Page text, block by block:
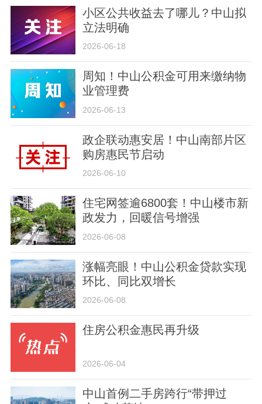
小区公共收益去了哪儿？中山拟
立法明确
2026-06-18
周知！中山公积金可用来缴纳物
业管理费
2026-06-13
政企联动惠安居！中山南部片区
购房惠民节启动
2026-06-10
住宅网签逾6800套！中山楼市新
政发力，回暖信号增强
2026-06-08
涨幅亮眼！中山公积金贷款实现
环比、同比双增长
2026-06-08
住房公积金惠民再升级
2026-06-04
中山首例二手房跨行“带押过